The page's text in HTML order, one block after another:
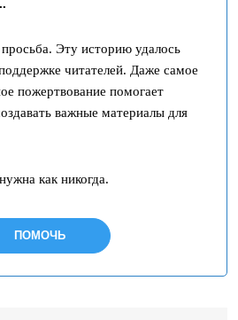
Эту историю удалось
читателей. Даже самое
пожертвование помогает
важные материалы для
как никогда.
ПОМОЧЬ